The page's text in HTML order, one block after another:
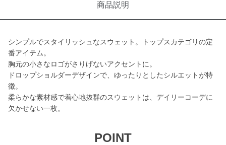
商品説明
シンプルでスタイリッシュなスウェット。トップスカテゴリの定
番アイテム。
胸元の小さなロゴがさりげないアクセントに。
ドロップショルダーデザインで、ゆったりとしたシルエットが特
徴。
柔らかな素材感で着心地抜群のスウェットは、デイリーコーデに
欠かせない一枚。
POINT